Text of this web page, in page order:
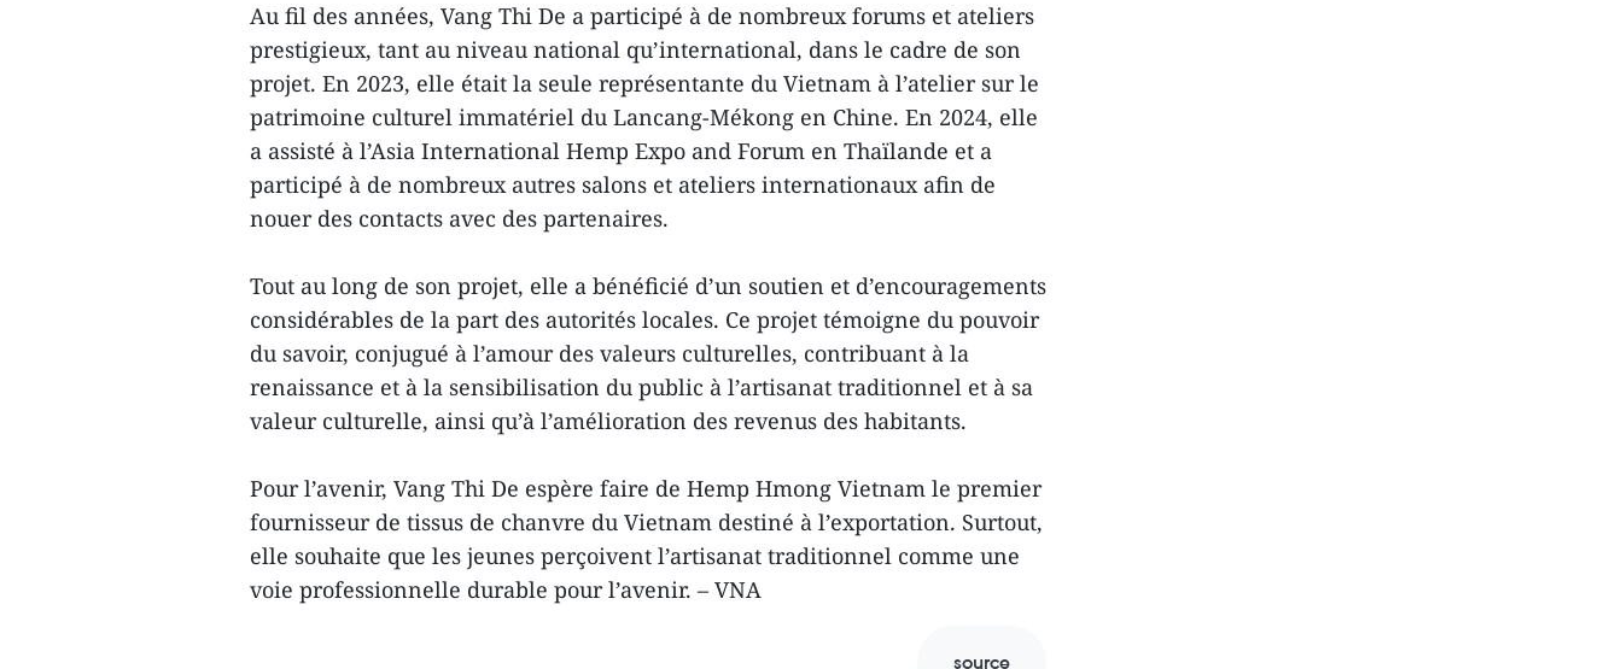
Au fil des années, Vang Thi De a participé à de nombreux forums et ateliers
prestigieux, tant au niveau national qu’international, dans le cadre de son
projet. En 2023, elle était la seule représentante du Vietnam à l’atelier sur le
patrimoine culturel immatériel du Lancang-Mékong en Chine. En 2024, elle
a assisté à l’Asia International Hemp Expo and Forum en Thaïlande et a
participé à de nombreux autres salons et ateliers internationaux afin de
nouer des contacts avec des partenaires.
Tout au long de son projet, elle a bénéficié d’un soutien et d’encouragements
considérables de la part des autorités locales. Ce projet témoigne du pouvoir
du savoir, conjugué à l’amour des valeurs culturelles, contribuant à la
renaissance et à la sensibilisation du public à l’artisanat traditionnel et à sa
valeur culturelle, ainsi qu’à l’amélioration des revenus des habitants.
Pour l’avenir, Vang Thi De espère faire de Hemp Hmong Vietnam le premier
fournisseur de tissus de chanvre du Vietnam destiné à l’exportation. Surtout,
elle souhaite que les jeunes perçoivent l’artisanat traditionnel comme une
voie professionnelle durable pour l’avenir. – VNA
source